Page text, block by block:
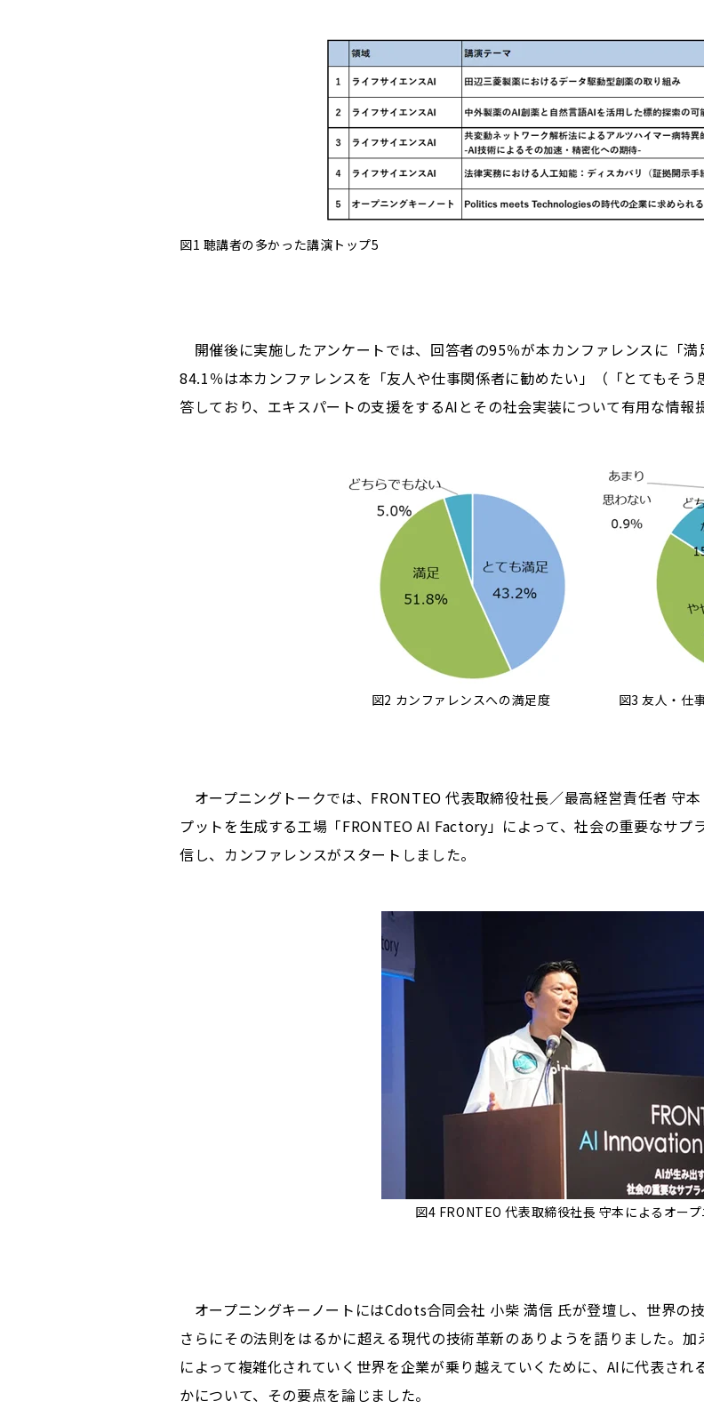
図1 聴講者の多かった講演トップ5
開催後に実施したアンケートでは、回答者の95％が本カンファレンスに「
84.1％は本カンファレンスを「友人や仕事関係者に勧めたい」（「とてもそ
答しており、エキスパートの支援をするAIとその社会実装について有用な情報
図2 カンファレンスへの満足度 図3 友人・仕事
オープニングトークでは、FRONTEO 代表取締役社長／最高経営責任者 守
プットを生成する工場「FRONTEO AI Factory」によって、社会の重要なサプ
信し、カンファレンスがスタートしました。
図4 FRONTEO 代表取締役社長 守本によるオー
オープニングキーノートにはCdots合同会社 小柴 満信 氏が登壇し、世界の
さらにその法則をはるかに超える現代の技術革新のありようを語りました。
によって複雑化されていく世界を企業が乗り越えていくために、AIに代表さ
かについて、その要点を論じました。